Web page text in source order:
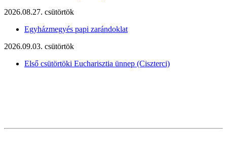
2026.08.27. csütörtök
Egyházmegyés papi zarándoklat
2026.09.03. csütörtök
Első csütörtöki Eucharisztia ünnep (Ciszterci)